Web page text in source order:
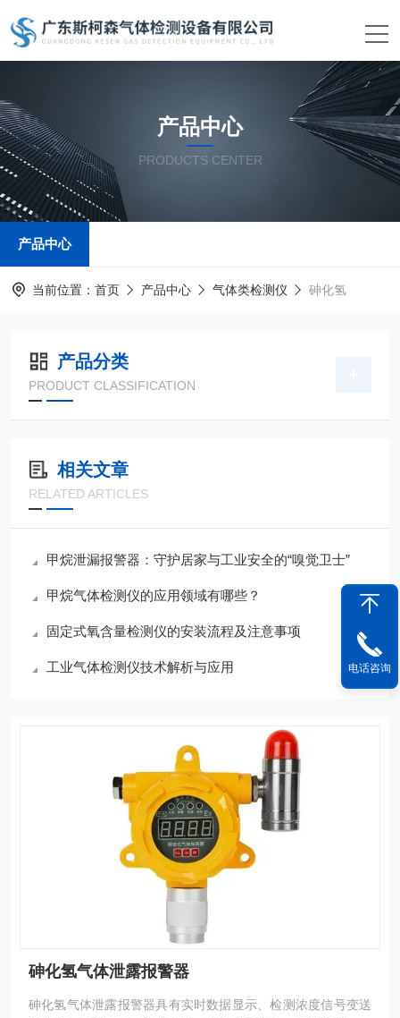
产品中心
PRODUCTS CENTER
产品中心
当前位置： 首页 产品中心 气体类检测仪 砷化氢
产品分类
PRODUCT CLASSIFICATION
相关文章
RELATED ARTICLES
甲烷泄漏报警器：守护居家与工业安全的“嗅觉卫士”
甲烷气体检测仪的应用领域有哪些？
固定式氧含量检测仪的安装流程及注意事项
工业气体检测仪技术解析与应用
砷化氢气体泄露报警器
砷化氢气体泄露报警器具有实时数据显示、检测浓度信号变送
电话咨询